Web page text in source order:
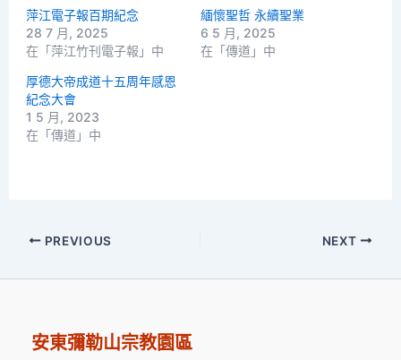
萍江電子報百期紀念
28 7 月, 2025
在「萍江竹刊電子報」中
緬懷聖哲 永續聖業
6 5 月, 2025
在「傳道」中
厚德大帝成道十五周年感恩
紀念大會
1 5 月, 2023
在「傳道」中
PREVIOUS NEXT
安東彌勒山宗教園區